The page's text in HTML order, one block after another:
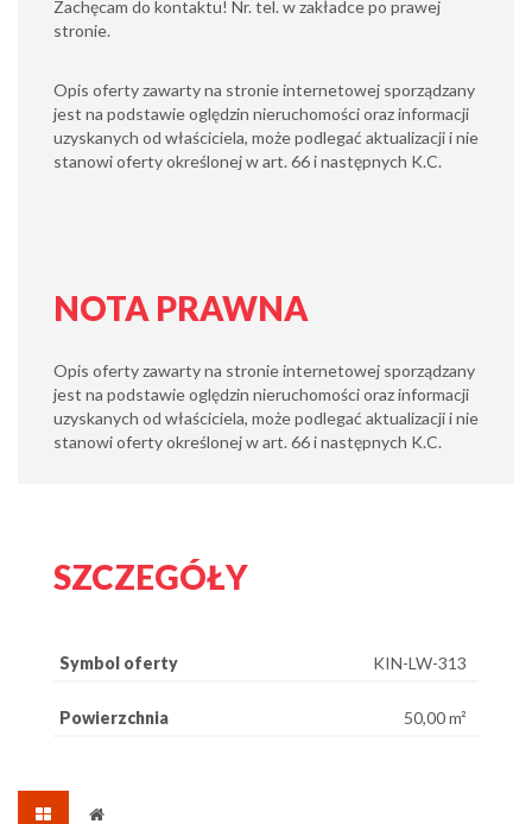
Zachęcam do kontaktu! Nr. tel. w zakładce po prawej
stronie.
Opis oferty zawarty na stronie internetowej sporządzany
jest na podstawie oględzin nieruchomości oraz informacji
uzyskanych od właściciela, może podlegać aktualizacji i nie
stanowi oferty określonej w art. 66 i następnych K.C.
NOTA PRAWNA
Opis oferty zawarty na stronie internetowej sporządzany
jest na podstawie oględzin nieruchomości oraz informacji
uzyskanych od właściciela, może podlegać aktualizacji i nie
stanowi oferty określonej w art. 66 i następnych K.C.
SZCZEGÓŁY
Symbol oferty KIN-LW-313
Powierzchnia 50,00 m²